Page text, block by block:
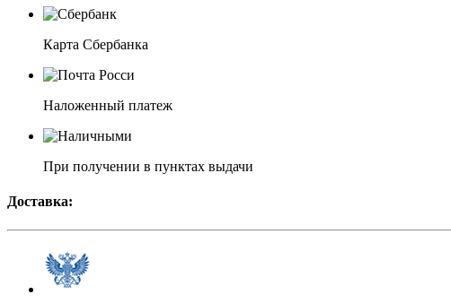
Карта Сбербанка
Наложенный платеж
При получении в пунктах выдачи
Доставка: